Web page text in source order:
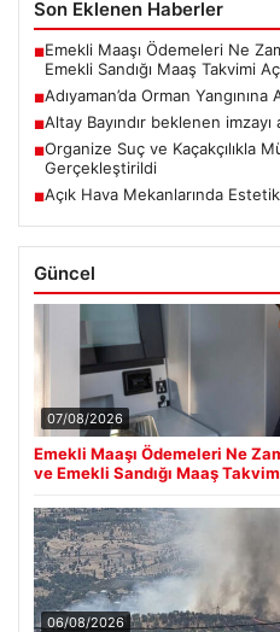
Son Eklenen Haberler
■Emekli Maaşı Ödemeleri Ne
Emekli Sandığı Maaş Takvimi
■Adıyaman’da Orman
■Altay Bayındır beklenen imzayı
■Organize Suç ve Kaçakçılıkla
Gerçekleştirildi
■Açık Hava Mekanlarında
Güncel
07/08/2026
Emekli Maaşı Ödemeleri Ne
ve Emekli Sandığı Maaş
06/08/2026